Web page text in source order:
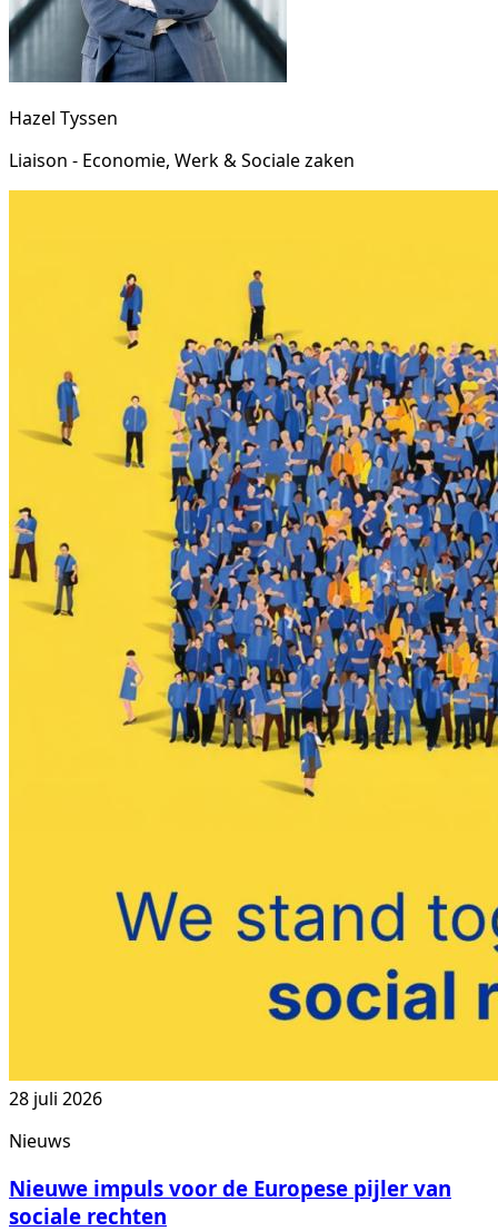
Hazel Tyssen
Liaison - Economie, Werk & Sociale zaken
28 juli 2026
Nieuws
Nieuwe impuls voor de Europese pijler van
sociale rechten